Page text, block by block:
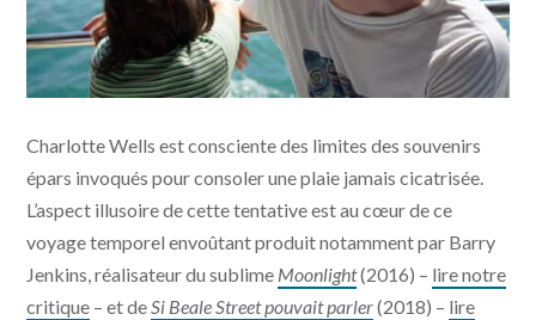
Distribution
Charlotte Wells est consciente des limites des souvenirs
épars invoqués pour consoler une plaie jamais cicatrisée.
L’aspect illusoire de cette tentative est au cœur de ce
voyage temporel envoûtant produit notamment par Barry
Jenkins, réalisateur du sublime Moonlight(2016) – lire notre
critique – et deSi Beale Street pouvait parler(2018) – lire